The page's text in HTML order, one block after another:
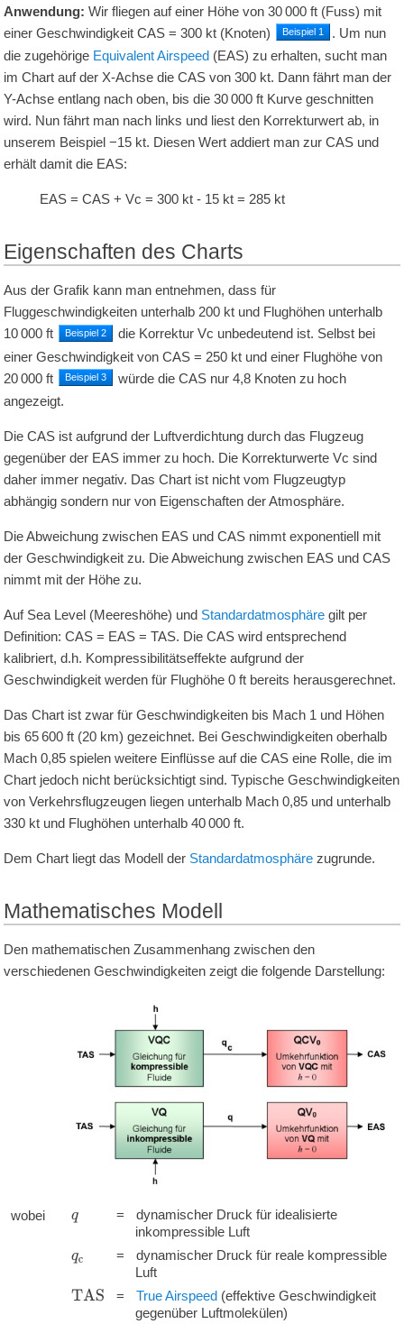
Anwendung: Wir fliegen auf einer Höhe von30 000 ft (Fuss) mit
einer GeschwindigkeitCAS =300 kt (Knoten) Beispiel 1
. Um nun
die zugehörige Equivalent Airspeed (EAS) zu erhalten, sucht man
im Chart auf der X-Achse die CAS von300 kt. Dann fährt man der
Y-Achse entlang nach oben, bis die30 000 ft Kurve geschnitten
wird. Nun fährt man nach links und liest den Korrekturwert ab, in
unserem Beispiel−15 kt. Diesen Wert addiert man zur CAS und
erhält damit die EAS:
EAS = CAS + Vc =300 kt - 15 kt = 285 kt
Eigenschaften des Charts
Aus der Grafik kann man entnehmen, dass für
Fluggeschwindigkeiten unterhalb200 kt und Flughöhen unterhalb
10 000 ft Beispiel 2
die Korrektur Vc unbedeutend ist. Selbst bei
einer Geschwindigkeit vonCAS = 250 kt und einer Flughöhe von
20 000 ft Beispiel 3 würde die CAS nur4,8 Knoten zu hoch
angezeigt.
Die CAS ist aufgrund der Luftverdichtung durch das Flugzeug
gegenüber der EAS immer zu hoch. Die Korrekturwerte Vc sind
daher immer negativ. Das Chart ist nicht vom Flugzeugtyp
abhängig sondern nur von Eigenschaften der Atmosphäre.
Die Abweichung zwischen EAS und CAS nimmt exponentiell mit
der Geschwindigkeit zu. Die Abweichung zwischen EAS und CAS
nimmt mit der Höhe zu.
Auf Sea Level (Meereshöhe) und Standardatmosphäre gilt per
Definition:CAS = EAS = TAS. Die CAS wird entsprechend
kalibriert, d.h. Kompressibilitätseffekte aufgrund der
Geschwindigkeit werden für Flughöhe0 ft bereits herausgerechnet.
Das Chart ist zwar für Geschwindigkeiten bis Mach 1 und Höhen
bis65 600 ft (20 km) gezeichnet. Bei Geschwindigkeiten oberhalb
Mach0,85 spielen weitere Einflüsse auf die CAS eine Rolle, die im
Chart jedoch nicht berücksichtigt sind. Typische Geschwindigkeiten
von Verkehrsflugzeugen liegen unterhalb Mach0,85 und unterhalb
330 kt und Flughöhen unterhalb40 000 ft.
Dem Chart liegt das Modell der Standardatmosphäre zugrunde.
Mathematisches Modell
Den mathematischen Zusammenhang zwischen den
verschiedenen Geschwindigkeiten zeigt die folgende Darstellung:
wobei q =
dynamischer Druck für idealisierte
inkompressible Luft
qc =
dynamischer Druck für reale kompressible
Luft
TAS = True Airspeed(effektive Geschwindigkeit
gegenüber Luftmolekülen)